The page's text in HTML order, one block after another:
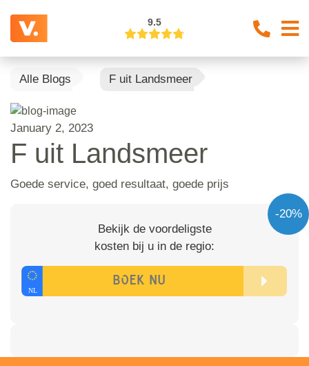
9.5
Alle Blogs F uit Landsmeer
January 2, 2023
F uit Landsmeer
Goede service, goed resultaat, goede prijs
-20%
Bekijk de voordeligste
kosten bij u in de regio: